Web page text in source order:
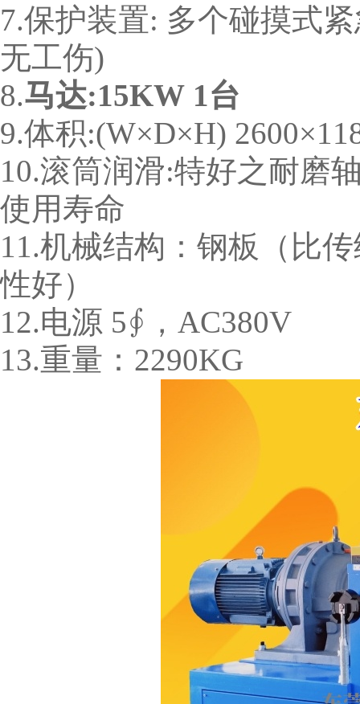
7.保护装置: 多个碰摸式
无工伤)
8.马达:15KW 1台
9.体积:(W×D×H)
10.滚筒润滑:特好之耐磨
使用寿命
11.机械结构：钢板（比
性好）
12.电源 5∮，AC380V
13.重量：2290KG